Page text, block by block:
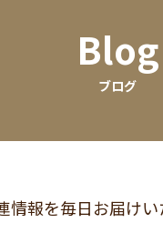
Blog
ブログ
報を毎日お届けい